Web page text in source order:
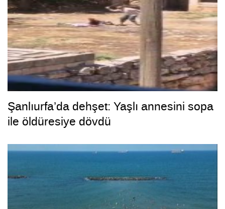
Şanlıurfa’da dehşet: Yaşlı annesini sopa
ile öldüresiye dövdü